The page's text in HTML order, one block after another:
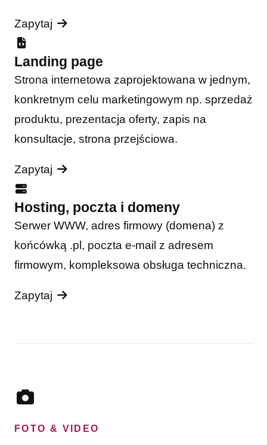
Zapytaj
Landing page
Strona internetowa zaprojektowana w jednym,
konkretnym celu marketingowym np. sprzedaż
produktu, prezentacja oferty, zapis na
konsultacje, strona przejściowa.
Zapytaj
Hosting, poczta i domeny
Serwer WWW, adres firmowy (domena) z
końcówką .pl, poczta e-mail z adresem
firmowym, kompleksowa obsługa techniczna.
Zapytaj
FOTO & VIDEO